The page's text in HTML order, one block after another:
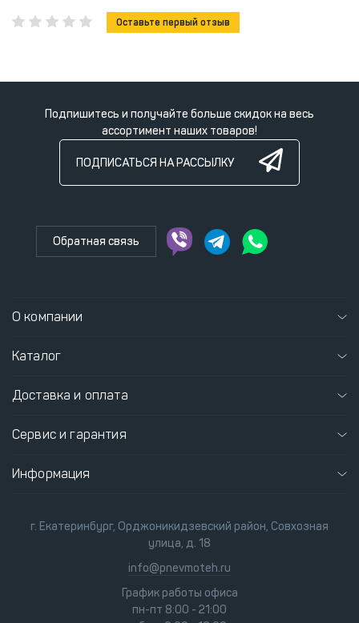
Оставьте первый отзыв
Подпишитесь и получайте больше скидок на весь
ассортимент наших товаров!
ПОДПИСАТЬСЯ НА РАССЫЛКУ
Обратная связь
О компании
Каталог
Доставка и оплата
Сервис и гарантия
Информация
г. Екатеринбург, Орджоникидзевский район, Совхозная
улица, д. 18
info@pnevmoteh.ru
График работы офиса
пн-пт 8:00 - 21:00